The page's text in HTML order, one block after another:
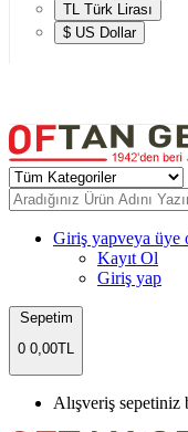
TL Türk Lirası
$ US Dollar
Giriş yapveya üye
Kayıt Ol
Giriş yap
Sepetim
0 0,00TL
Alışveriş sepetiniz